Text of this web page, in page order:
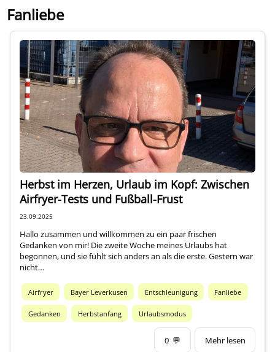
Startseite
Datenschutzerklärung
Impressum
Über mich
Fanliebe
Herbst im Herzen, Urlaub im Kopf: Zwischen
Airfryer-Tests und Fußball-Frust
23.09.2025
Hallo zusammen und willkommen zu ein paar frischen
Gedanken von mir! Die zweite Woche meines Urlaubs hat
begonnen, und sie fühlt sich anders an als die erste. Gestern war
nicht…
Airfryer Bayer Leverkusen Entschleunigung Fanliebe
Gedanken Herbstanfang Urlaubsmodus
0 💬 Mehr lesen